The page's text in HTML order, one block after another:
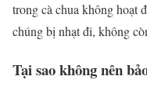
trong cà chua không hoạt
chúng bị nhạt đi, không
Tại sao không nên